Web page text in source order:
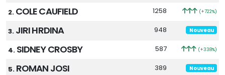
2. COLE CAUFIELD 1258 (+722%)
3. JIRI HRDINA 948 Nouveau
4. SIDNEY CROSBY 587 (+338%)
5. ROMAN JOSI 389 Nouveau